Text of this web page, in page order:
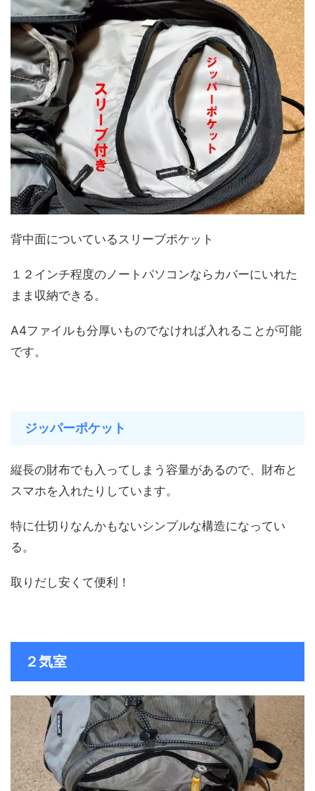
背中面についているスリーブポケット
１２インチ程度のノートパソコンならカバーにいれた
まま収納できる。
A4ファイルも分厚いものでなければ入れることが可能
です。
ジッパーポケット
縦長の財布でも入ってしまう容量があるので、財布と
スマホを入れたりしています。
特に仕切りなんかもないシンプルな構造になってい
る。
取りだし安くて便利！
２気室